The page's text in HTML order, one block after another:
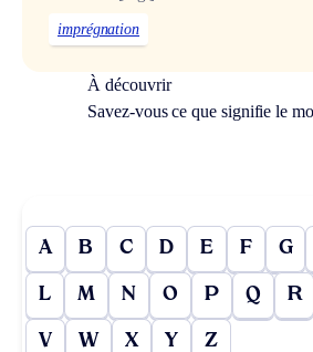
imprégnation
À découvrir
Savez-vous ce que signifie le
A B C D E F G
L M N O P Q R
V W X Y Z